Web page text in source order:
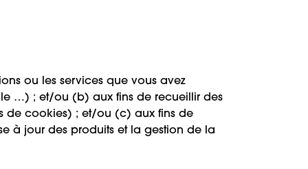
ou les services que vous avez
…) ; et/ou (b) aux fins de recueillir des
de cookies) ; et/ou (c) aux fins de
à jour des produits et la gestion de la